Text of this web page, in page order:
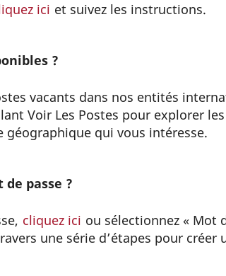
ici et suivez les instructions.
?
vacants dans nos entités
Voir Les Postes pour explorer
géographique qui vous intéresse.
passe ?
cliquez ici ou sélectionnez « Mot
une série d’étapes pour créer